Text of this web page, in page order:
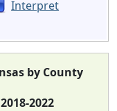
Interpret
by County
2022